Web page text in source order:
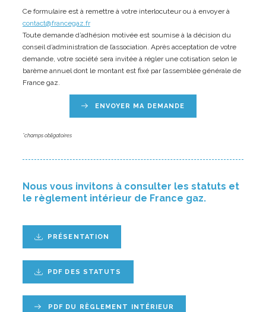
Ce formulaire est à remettre à votre interlocuteur ou à envoyer à
contact@francegaz.fr
Toute demande d’adhésion motivée est soumise à la décision du
conseil d’administration de l’association. Après acceptation de votre
demande, votre société sera invitée à régler une cotisation selon le
barème annuel dont le montant est fixé par l’assemblée générale de
France gaz.
ENVOYER MA DEMANDE
*champs obligatoires
Nous vous invitons à consulter les statuts et
le règlement intérieur de France gaz.
PRÉSENTATION
PDF DES STATUTS
PDF DU RÈGLEMENT INTÉRIEUR